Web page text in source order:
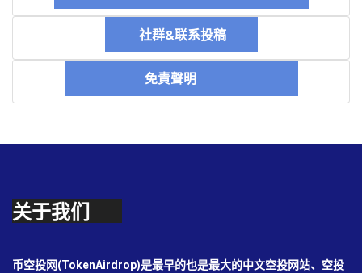
社群&联系投稿
免責聲明
关于我们
币空投网(TokenAirdrop)是最早的也是最大的中文空投网站、空投